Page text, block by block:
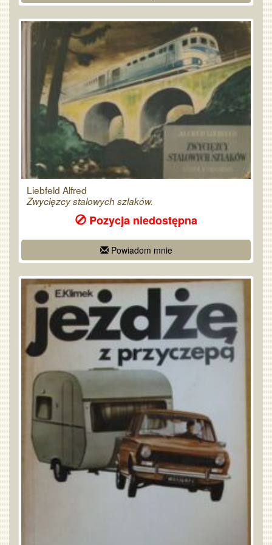
Liebfeld Alfred
Zwycięzcy stalowych szlaków.
Pozycja niedostępna
Powiadom mnie